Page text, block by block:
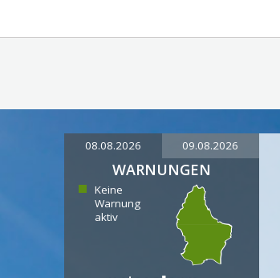
08.08.2026 09.08.2026
WARNUNGEN
Keine
Warnung
aktiv